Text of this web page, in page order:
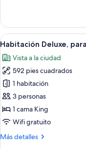
ciudad
(King)
para
no
fumadores,
a
la
ciudad
(King)
Abrir
todas
las
fotos
de
Habitación
Deluxe,
para
fumadores
5
Habitación Deluxe,
Vista a la ciudad
592 pies cuadrados
1 habitación
3 personas
1 cama King
Wifi gratuito
Más detalles
Más